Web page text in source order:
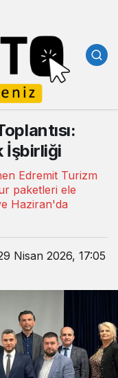
İşbirliği
Edremit Turizm
paketleri ele
Haziran'da
Nisan 2026, 17:05